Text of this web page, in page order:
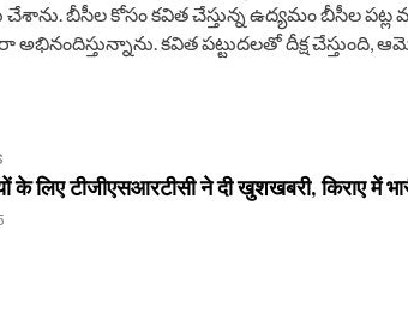
బీసీల కోసం కవిత చేస్తున్న ఉద్యమం బీసీల పట్ల
కవిత పట్టుదలతో దీక్ష
के लिए टीजीएसआरटीसी ने दी खुशखबरी, किराए में